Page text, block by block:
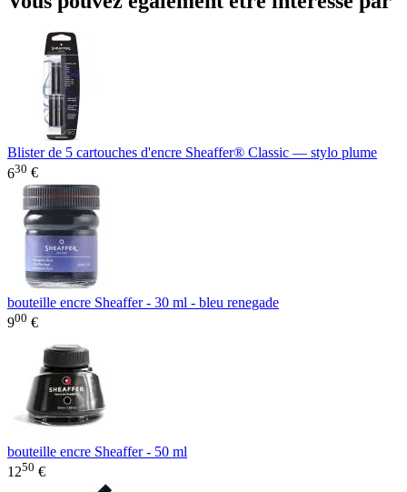
Blister de 5 cartouches d'encre Sheaffer® Classic — stylo plume
630 €
bouteille encre Sheaffer - 30 ml - bleu renegade
900 €
bouteille encre Sheaffer - 50 ml
1250 €